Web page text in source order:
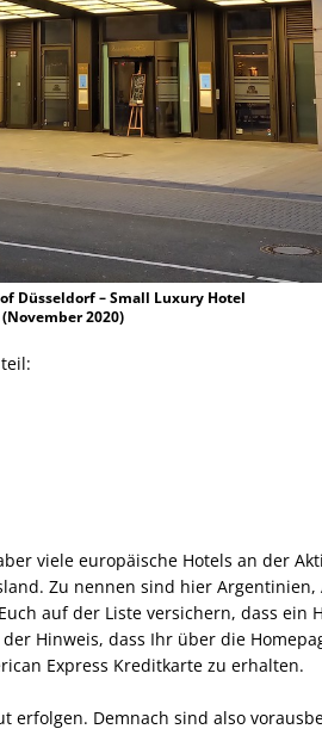
Düsseldorf – Small Luxury Hotel
(November 2020)
viele europäische Hotels an der
Zu nennen sind hier Argentinien,
auf der Liste versichern, dass
Hinweis, dass Ihr über die
Express Kreditkarte zu erhalten.
Demnach sind also